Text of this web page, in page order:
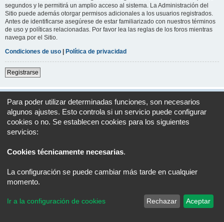
segundos y le permitirá un amplio acceso al sistema. La Administración del
Sitio puede además otorgar permisos adicionales a los usuarios registrados.
Antes de identificarse asegúrese de estar familiarizado con nuestros términos
de uso y políticas relacionadas. Por favor lea las reglas de los foros mientras
navega por el Sitio.
Condiciones de uso | Política de privacidad
Registrarse
Índice general UTC+02:00
Desarrollado porphpBB® Forum Software © phpBB Limited
Traducción al español porphpBB España
Para poder utilizar determinadas funciones, son necesarios
algunos ajustes. Esto controla si un servicio puede configurar
cookies o no. Se establecen cookies para los siguientes
servicios:
Cookies técnicamente necesarias.
La configuración se puede cambiar más tarde en cualquier
momento.
Ir a la configuración de cookies Rechazar Aceptar